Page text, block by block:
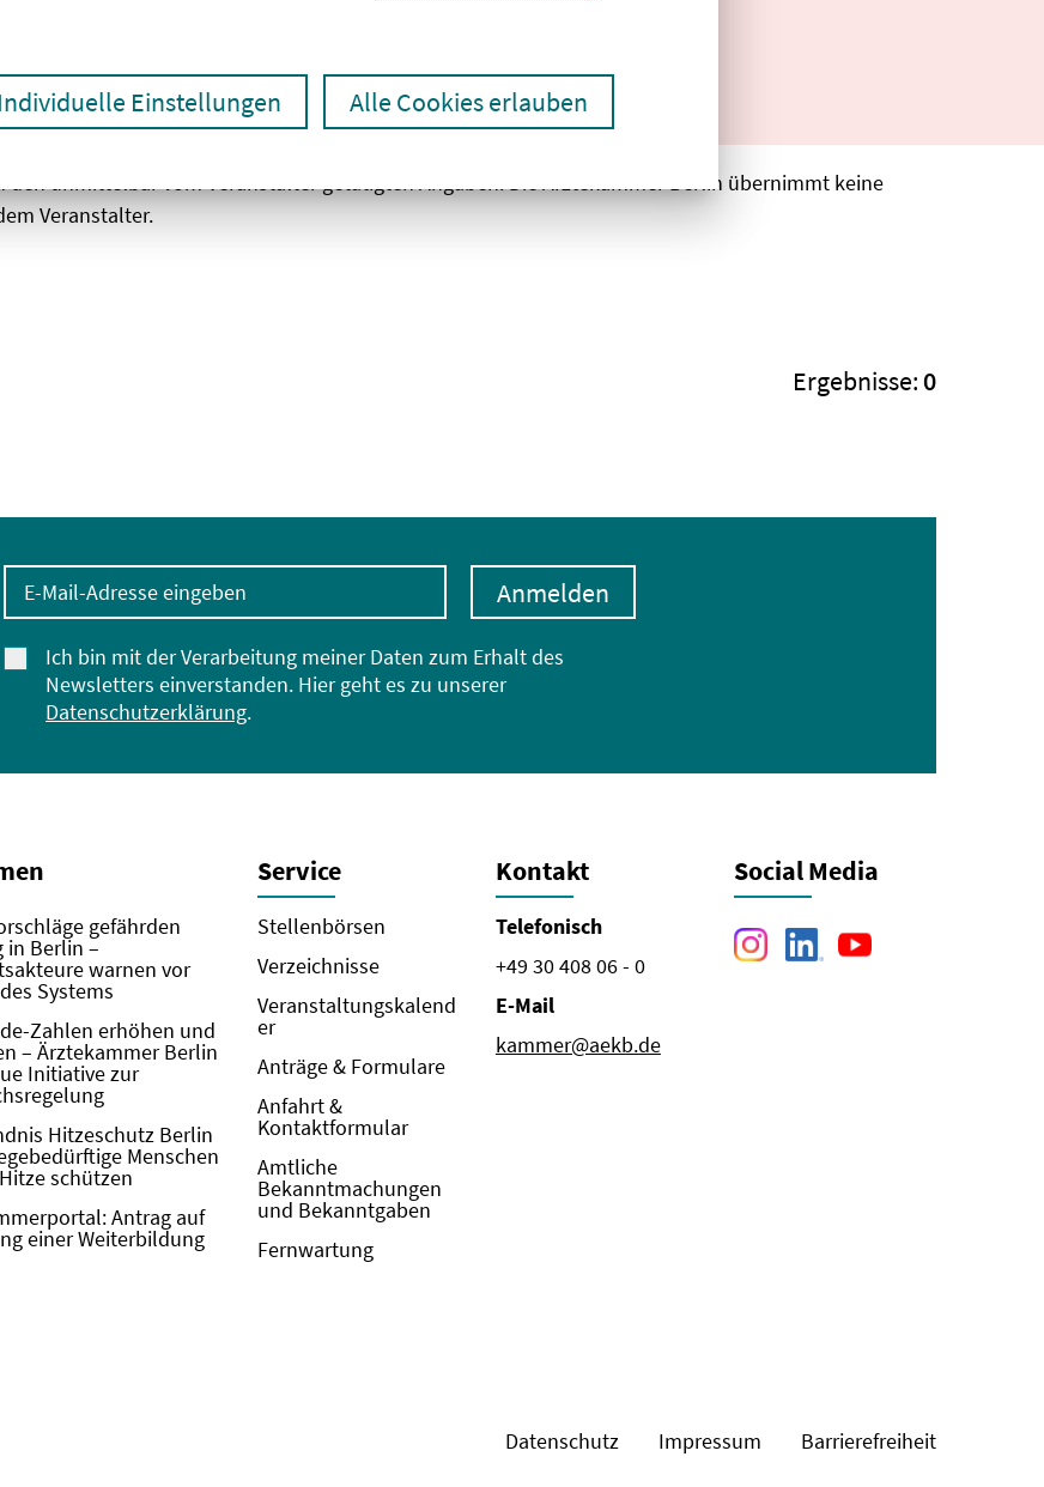
Individuelle Einstellungen Alle Cookies erlauben
unmittelbar vom Veranstalter getätigten Angaben. Die Ärztekammer Berlin übernimmt keine
Veranstalter.
Ergebnisse:0
E-Mail-Adresse eingeben
Ich bin mit der Verarbeitung meiner Daten zum Erhalt des
Newsletters einverstanden. Hier geht es zu unserer
Datenschutzerklärung.
Anmelden
gefährden
in Berlin –
warnen vor
Systems
Zahlen erhöhen und
– Ärztekammer Berlin
Initiative zur
Hitzeschutz Berlin
Menschen
schützen
Antrag auf
einer Weiterbildung
Service
Stellenbörsen
Verzeichnisse
Veranstaltungskalend
er
Anträge & Formulare
Anfahrt &
Kontaktformular
Amtliche
Bekanntmachungen
und Bekanntgaben
Fernwartung
Kontakt
Telefonisch
+49 30 408 06 - 0
E-Mail
kammer@aekb.de
Social Media
Datenschutz Impressum Barrierefreiheit